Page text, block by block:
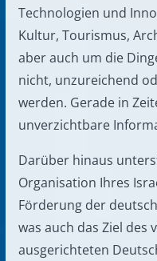
Technologien und
Kultur, Tourismus,
aber auch um die
nicht, unzureichend
werden. Gerade in
unverzichtbare
Darüber hinaus
Organisation Ihres
Förderung der
was auch das Ziel des
ausgerichteten